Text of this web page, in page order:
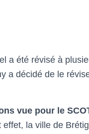
a été révisé à
a décidé de le
vue pour le
effet, la ville de